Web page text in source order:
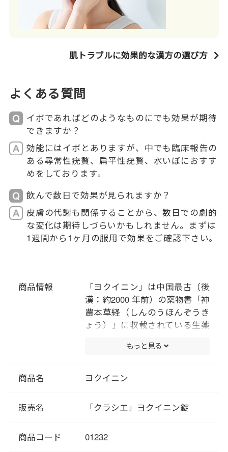
肌トラブルに効果的な漢方の選び方
よくある質問
イボであればどのようなものにでも効果が期待
できますか？
効能にはイボとありますが、中でも臨床報告の
ある尋常性疣贅、扁平性疣贅、水いぼにおすす
めをしております。
飲んで数日で効果が見られますか？
皮膚の代謝も関係することから、数日での劇的
な変化は期待しづらいかもしれません。まずは
1週間から1ヶ月の服用で効果をご確認下さい。
商品情報
「ヨクイニン」は中国最古（後
漢：約2000 年前）の薬物書「神
農本草経（しんのうほんぞうき
ょう）」に収載されている生薬
「命を養う」とされる「上薬」
ン」は古くから食用としても宮
美容にも使われてきました。 肌
の新陳代謝の低下による荒れに
乱れて化粧ノリが悪くなった方
もっと見る
商品名 ヨクイニン
販売名 「クラシエ」ヨクイニン錠
商品コード 01232